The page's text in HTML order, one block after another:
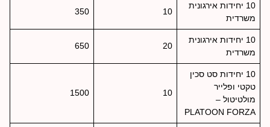
10 יחידות אירגונית
משרדית
10
350
10 יחידות אירגונית
משרדית
20
650
10 יחידות סט סכין
טקטי ופלייר
מולטיטול –
PLATOON FORZA
10
1500